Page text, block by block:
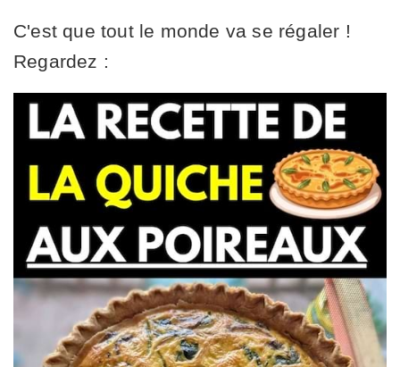
C'est que tout le monde va se régaler !
Regardez :